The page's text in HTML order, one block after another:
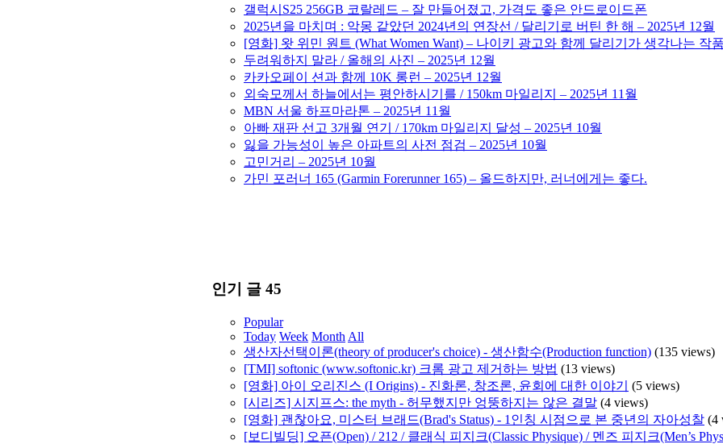
갤럭시S25 256GB 코랄레드 – 잘 만들어졌고, 가격도 좋은 안드로이드폰
2025년을 마치며 : 악몽 같았던 2024년의 연장선 / 달리기로 버틴 한 해 – 2025년 12월
[영화] 왓 위민 원트 (What Women Want) – 나이키 광고와 함께 달리기가 생각나는 작품
두려워하지 말라 / 올해의 사진 – 2025년 12월
카카오페이 션과 함께 10K 롱런 – 2025년 12월
외숙모께서 하늘에서는 평안하시기를 / 150km 마일리지 – 2025년 11월
MBN 서울 하프마라톤 – 2025년 11월
아빠 재판 선고 3개월 연기 / 170km 마일리지 달성 – 2025년 10월
잃을 가능성이 높은 아파트의 사전 점검 – 2025년 10월
고민거리 – 2025년 10월
가민 포러너 165 (Garmin Forerunner 165) – 올드하지만, 러너에게는 좋다.
인기 글 45
Popular
Today Week Month All
생산자선택이론(theory of producer's choice) - 생산함수(Production function) (135 views)
[TMI] softonic (www.softonic.kr) 크롬 광고 제거하는 방법 (13 views)
[영화] 아이 오리진스 (I Origins) - 진화론, 창조론, 윤회에 대한 이야기
(5 views)
[시리즈] 시지프스: the myth - 허무했지만 엉뚱하지는 않은 결말 (4 views)
[영화] 괜찮아요, 미스터 브래드(Brad's Status) - 1인칭 시점으로 본 중년의 자아성찰 (4
[보디빌딩] 오픈(Open) / 212 / 클래식 피지크(Classic Physique) / 멘즈 피지크(Men’s